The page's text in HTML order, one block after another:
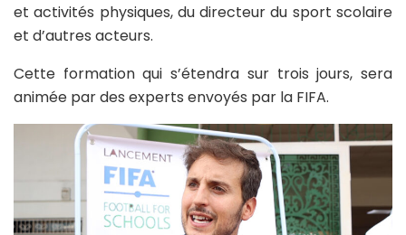
et activités physiques, du directeur du sport scolaire
et d’autres acteurs.
Cette formation qui s’étendra sur trois jours, sera
animée par des experts envoyés par la FIFA.